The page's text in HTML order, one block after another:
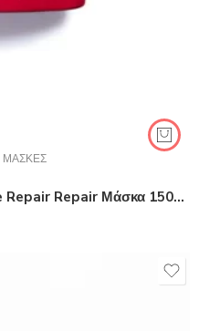
ΜΆΣΚΕΣ
Wella Professionals Ultimate Repair Repair Μάσκα 150ml